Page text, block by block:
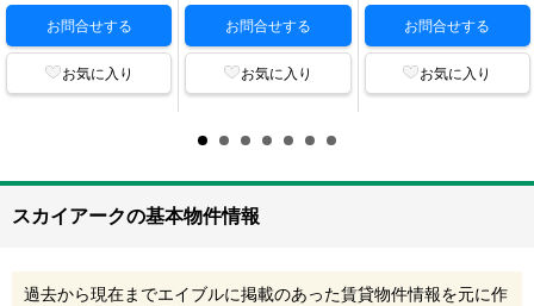
お問合せする
お気に入り
お問合せする
お気に入り
お問合せする
お気に入り
スカイアークの基本物件情報
過去から現在までエイブルに掲載のあった賃貸物件情報を元に作